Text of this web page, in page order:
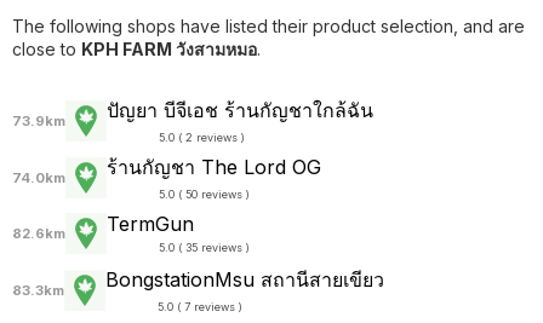
The following shops have listed their product selection, and are
close to KPH FARM วังสามหมอ.
73.9km ปัญยา บีจีเอช ร้านกัญชาใกล้ฉัน
5.0 ( 2 reviews )
74.0km ร้านกัญชา The Lord OG
5.0 ( 50 reviews )
82.6km TermGun
5.0 ( 35 reviews )
83.3km BongstationMsu สถานีสายเขียว
5.0 ( 7 reviews )